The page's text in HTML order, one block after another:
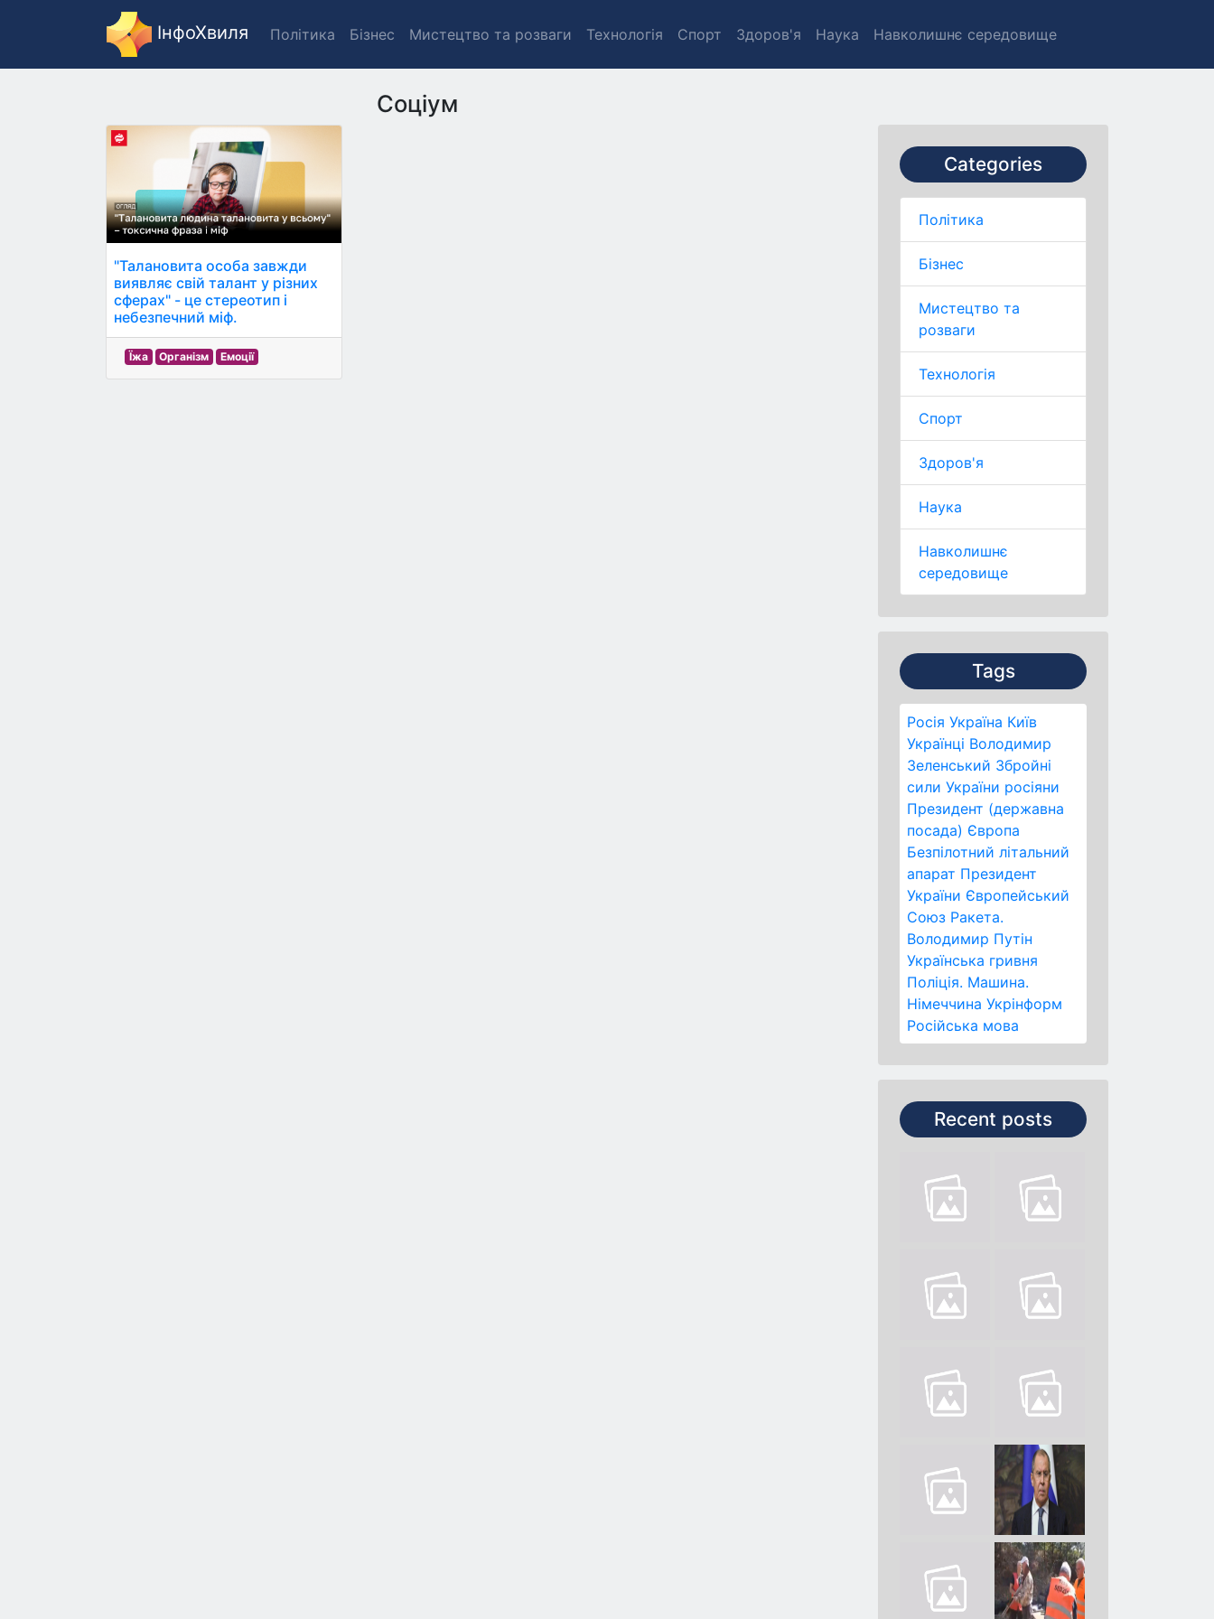
ІнфоХвиля Політика Бізнес Мистецтво та розваги Технологія Спорт Здоров'я Наука Навколишнє середовище
Соціум
Categories
Політика
Бізнес
Мистецтво та
розваги
Технологія
Спорт
Здоров'я
Наука
Навколишнє
середовище
Tags
Росія Україна Київ
Українці Володимир
Зеленський Збройні
сили України росіяни
Президент (державна
посада) Європа
Безпілотний літальний
апарат Президент
України Європейський
Союз Ракета.
Володимир Путін
Українська гривня
Поліція. Машина.
Німеччина Укрінформ
Російська мова
Recent posts
"Талановита особа завжди
виявляє свій талант у різних
сферах" - це стереотип і
небезпечний міф.
Їжа Організм Емоції